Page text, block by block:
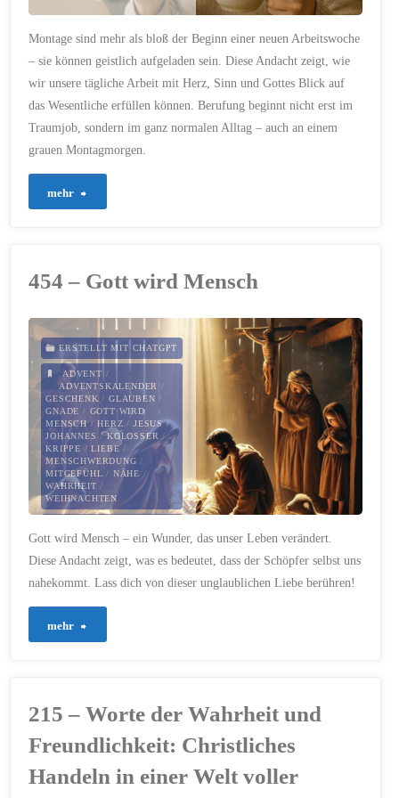
Montage sind mehr als bloß der Beginn einer neuen Arbeitswoche
– sie können geistlich aufgeladen sein. Diese Andacht zeigt, wie
wir unsere tägliche Arbeit mit Herz, Sinn und Gottes Blick auf
das Wesentliche erfüllen können. Berufung beginnt nicht erst im
Traumjob, sondern im ganz normalen Alltag – auch an einem
grauen Montagmorgen.
mehr
auch
im
Alltag"
454 – Gott wird Mensch
ERSTELLT MIT CHATGPT
ADVENT /
ADVENTSKALENDER /
GESCHENK / GLAUBEN /
GNADE / GOTT WIRD
MENSCH/HERZ / JESUS/
JOHANNES /KOLOSSER /
KRIPPE /LIEBE/
MENSCHWERDUNG /
MITGEFÜHL / NÄHE /
WAHRHEIT /
WEIHNACHTEN
Gott wird Mensch – ein Wunder, das unser Leben verändert.
Diese Andacht zeigt, was es bedeutet, dass der Schöpfer selbst uns
nahekommt. Lass dich von dieser unglaublichen Liebe berühren!
mehr
Mensch"
215 – Worte der Wahrheit und
Freundlichkeit: Christliches
Handeln in einer Welt voller